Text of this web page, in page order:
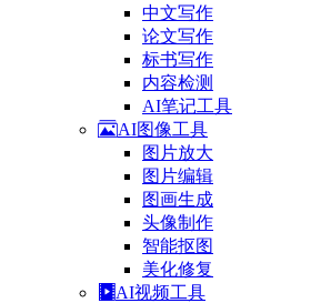
中文写作
论文写作
标书写作
内容检测
AI笔记工具
AI图像工具
图片放大
图片编辑
图画生成
头像制作
智能抠图
美化修复
AI视频工具